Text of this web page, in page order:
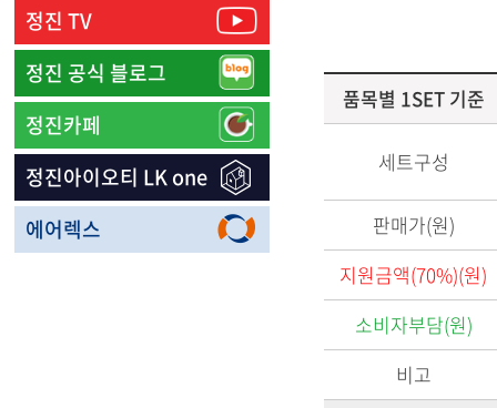
정진 TV
정진 공식 블로그
정진카페
정진아이오티 LK one
에어렉스
품목별 1SET 기준
세트구성
판매가(원)
지원금액(70%)(원)
소비자부담(원)
비고